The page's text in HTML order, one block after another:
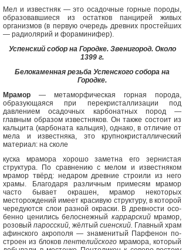
Мел и известняк — это осадочные горные породы,
образовавшиеся из остатков панцирей живых
организмов (в первую очередь древних простей­ших
— радиолярий и фораминифер).
Успенский собор на Городке. Звенигород. Около
1399 г.
Белокаменная резьба Успенского собора на
Городке.
Мрамор — метаморфическая горная порода,
образующаяся при перекри­сталлизации под
давлением осадочных карбонатных пород —
главным образом известняков. Он также состоит из
каль­цита (карбоната кальция), однако, в от­личие от
мела и известняка, это круп­нокристаллический
материал: на сколе
куска мрамора хорошо заметна его зернистая
структура. По сравнению с мелом и известняком
мрамор твёрд: не­даром древние строили из него
храмы. Благодаря различным примесям мрамор
часто бывает окрашен, мрамор некоторых
месторождений имеет краси­вую структуру, в которой
чередуются слои разной окраски. В древности осо­
бенно ценились белоснежный каррар­ский мрамор,
розовый паросский, жёл­тый сиенский. Главный храм
афинского акрополя — знаменитый Парфенон по­
строен из блоков пентелийского мрамо­ра, который